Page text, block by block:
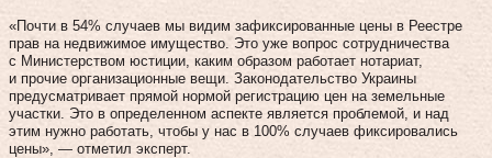
«Почти в 54% случаев мы видим зафиксированные цены в Реестре
прав на недвижимое имущество. Это уже вопрос сотрудничества
с Министерством юстиции, каким образом работает нотариат,
и прочие организационные вещи. Законодательство Украины
предусматривает прямой нормой регистрацию цен на земельные
участки. Это в определенном аспекте является проблемой, и над
этим нужно работать, чтобы у нас в 100% случаев фиксировались
цены», — отметил эксперт.